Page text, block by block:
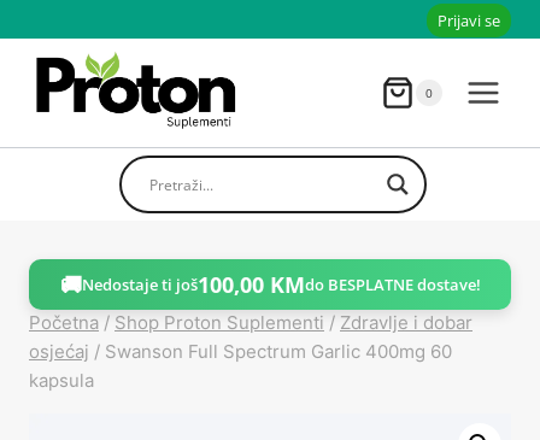
sadržaja
Prijavi se
0
🚚Nedostaje ti još100,00 KMdo BESPLATNE dostave!
Početna / Shop Proton Suplementi / Zdravlje i dobar
osjećaj / Swanson Full Spectrum Garlic 400mg 60
kapsula